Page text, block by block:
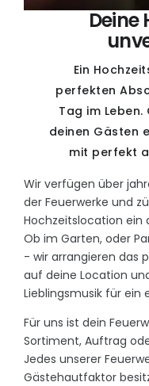
Deine
Ein
perfekten
Tag im
deinen Gästen
mit perfekt
Wir verfügen über
der Feuerwerke und
Hochzeitslocation ein
Ob im Garten, oder
- wir arrangieren das
auf deine Location
Lieblingsmusik für ein
Für uns ist dein
Sortiment, Auftrag
Jedes unserer
Gästehautfaktor